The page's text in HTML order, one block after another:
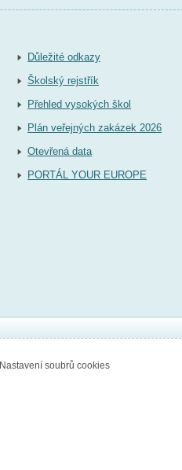
Důležité odkazy
Školský rejstřík
Přehled vysokých škol
Plán veřejných zakázek 2026
Otevřená data
PORTÁL YOUR EUROPE
Nastavení soubrů cookies